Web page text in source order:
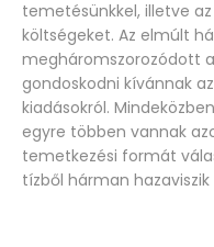
temetésünkkel, illetve
költségeket. Az elmúlt
megháromszorozódott
gondoskodni kívánnak
kiadásokról.
egyre többen vannak
temetkezési formát
tízből hárman